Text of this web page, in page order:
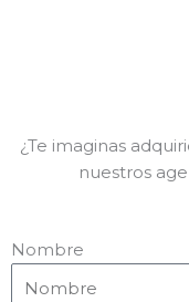
¿Te imaginas
nuestros
Nombre